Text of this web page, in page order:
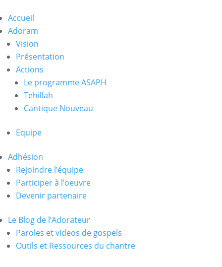
Accueil
Adoram
Vision
Présentation
Actions
Le programme ASAPH
Tehillah
Cantique Nouveau
Equipe
Adhésion
Rejoindre l’équipe
Participer à l’oeuvre
Devenir partenaire
Le Blog de l’Adorateur
Paroles et videos de gospels
Outils et Ressources du chantre